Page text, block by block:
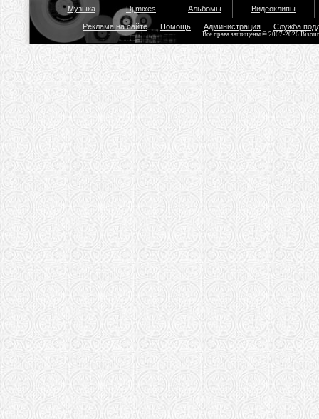
Музыка Dj mixes Альбомы Видеоклипы
Реклама на сайте Помощь Администрация Служба
Все права защищены © 2007-2026